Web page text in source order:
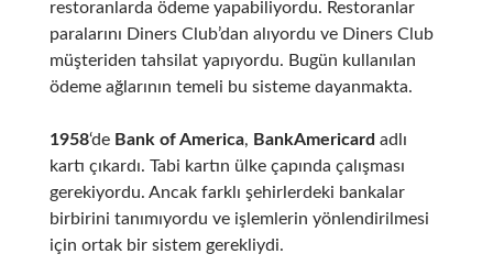
restoranlarda ödeme yapabiliyordu. Restoranlar
paralarını Diners Club’dan alıyordu ve Diners Club
müşteriden tahsilat yapıyordu. Bugün kullanılan
ödeme ağlarının temeli bu sisteme dayanmakta.
1958‘de Bank of America, BankAmericard adlı
kartı çıkardı. Tabi kartın ülke çapında çalışması
gerekiyordu. Ancak farklı şehirlerdeki bankalar
birbirini tanımıyordu ve işlemlerin yönlendirilmesi
için ortak bir sistem gerekliydi.